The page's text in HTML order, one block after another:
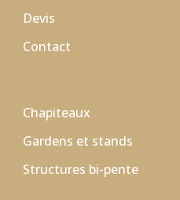
Devis
Contact
Chapiteaux
Gardens et stands
Structures bi-pente